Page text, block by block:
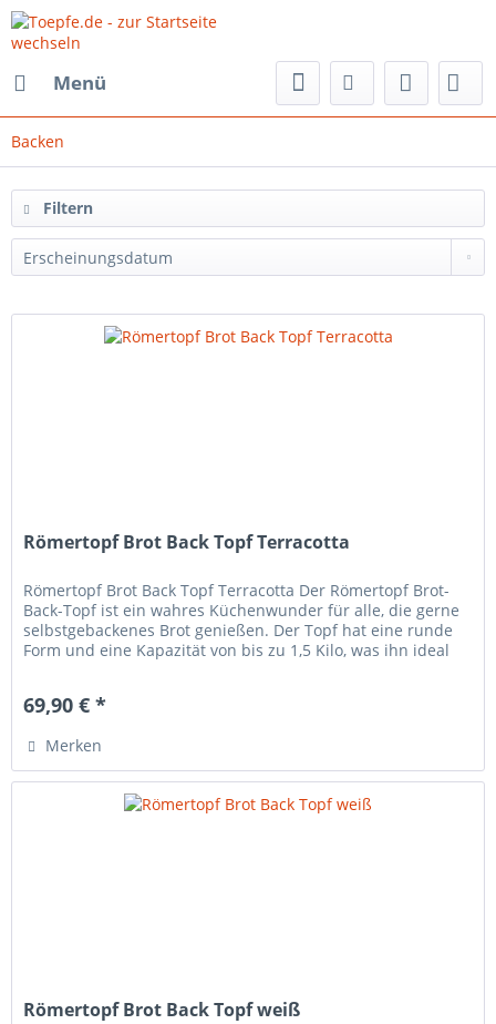
Menü
Backen
Filtern
Römertopf Brot Back Topf Terracotta
Römertopf Brot Back Topf Terracotta Der Römertopf Brot-
Back-Topf ist ein wahres Küchenwunder für alle, die gerne
selbstgebackenes Brot genießen. Der Topf hat eine runde
Form und eine Kapazität von bis zu 1,5 Kilo, was ihn ideal
69,90 € *
Merken
Römertopf Brot Back Topf weiß